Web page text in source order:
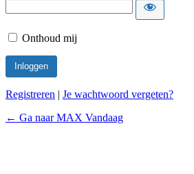
Onthoud mij
Registreren | Je wachtwoord vergeten?
← Ga naar MAX Vandaag